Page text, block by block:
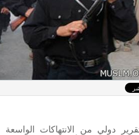
دولي من الانتهاكات